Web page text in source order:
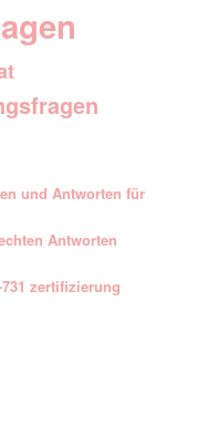
und Antworten für
Antworten
zertifizierung